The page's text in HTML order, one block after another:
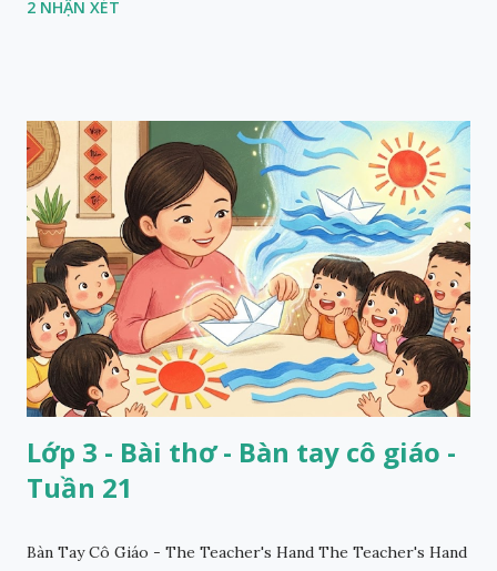
2 NHẬN XÉT
Lớp 3 - Bài thơ - Bàn tay cô giáo -
Tuần 21
Bàn Tay Cô Giáo - The Teacher's Hand The Teacher's Hand